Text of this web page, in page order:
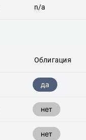
n/a
Облигация
да
нет
нет